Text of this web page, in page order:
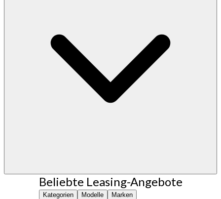
Beliebte Leasing-Angebote
Kategorien Modelle Marken